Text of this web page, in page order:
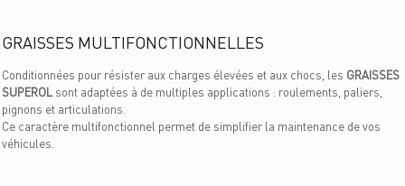
GRAISSES MULTIFONCTIONNELLES
Conditionnées pour résister aux charges élevées et aux chocs, les GRAISSES
SUPEROLsont adaptées à de multiples applications : roulements, paliers,
pignons et articulations.
Ce caractère multifonctionnel permet de simplifier la maintenance de vos
véhicules.